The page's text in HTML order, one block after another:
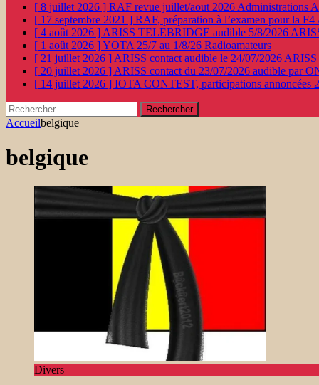
[ 8 juillet 2026 ] RAF revue juillet/aout 2026 Administrations
[ 17 septembre 2021 ] RAF, préparation à l’examen pour la F4
[ 4 août 2026 ] ARISS TELEBRIDGE audible 5/8/2026
[ 1 août 2026 ]YOTA 25/7 au 1/8/26 Radioamateurs
[ 21 juillet 2026 ] ARISS contact audible le 24/07/2026 ARISS
[ 20 juillet 2026 ] ARISS contact du 23/07/2026 audible par
[ 14 juillet 2026 ] IOTA CONTEST, participations annoncées
Rechercher :
Accueilbelgique
belgique
Divers